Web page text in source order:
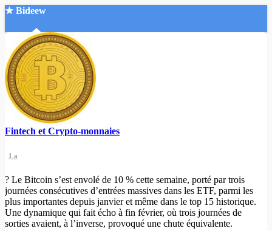
★ Bideew
Accueil
Recherche Avancée
Créer un compte
Mode nuit
Fintech et Crypto-monnaies
1 a
? Le Bitcoin s’est envolé de 10 % cette semaine, porté par trois
journées consécutives d’entrées massives dans les ETF, parmi les
plus importantes depuis janvier et même dans le top 15 historique.
Une dynamique qui fait écho à fin février, où trois journées de
sorties avaient, à l’inverse, provoqué une chute équivalente.